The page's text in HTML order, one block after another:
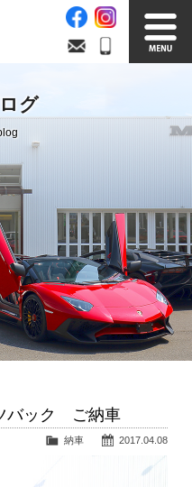
買取無料査定
サービス案内
Company info.
会社案内
グ
バック ご納車
2017.04.08
納車